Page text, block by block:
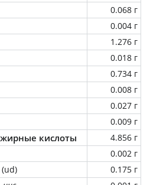
0.068 г
0.004 г
1.276 г
0.018 г
0.734 г
0.008 г
0.027 г
0.009 г
кислоты
4.856 г
0.002 г
0.175 г